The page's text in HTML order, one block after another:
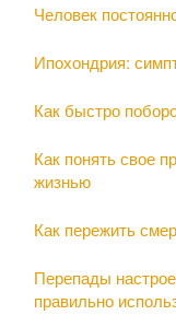
Человек
Ипохондрия:
Как быстро
Как понять свое
жизнью
Как пережить
Перепады
правильно